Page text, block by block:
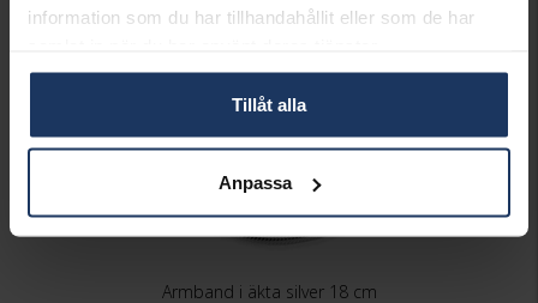
information som du har tillhandahållit eller som de har
Tillåt alla
Anpassa
Armband i äkta silver 18 cm